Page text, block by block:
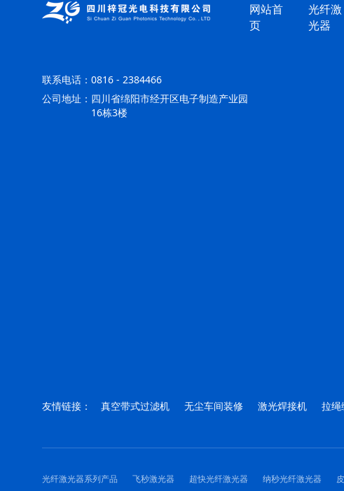
联系电话： 0816 - 2384466
公司地址： 四川省绵阳市经开区电子制造产业园
16栋3楼
网站首
页
光纤激
光器
友情链接： 真空带式过滤机 无尘车间装修 激光焊接机 拉绳
光纤激光器系列产品 飞秒激光器 超快光纤激光器 纳秒光纤激光器